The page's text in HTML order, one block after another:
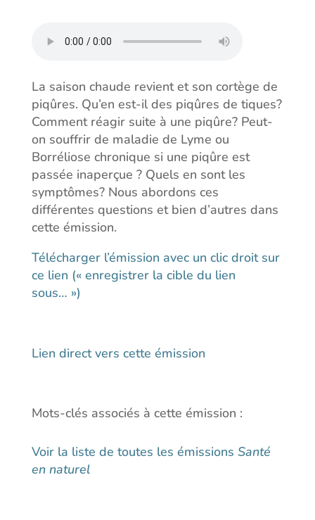
La saison chaude revient et son cortège de
piqûres. Qu’en est-il des piqûres de tiques?
Comment réagir suite à une piqûre? Peut-
on souffrir de maladie de Lyme ou
Borréliose chronique si une piqûre est
passée inaperçue ? Quels en sont les
symptômes? Nous abordons ces
différentes questions et bien d’autres dans
cette émission.
Télécharger l’émission avec un clic droit sur
ce lien (« enregistrer la cible du lien
sous… »)
Lien direct vers cette émission
Mots-clés associés à cette émission :
Voir la liste de toutes les émissions Santé
en naturel